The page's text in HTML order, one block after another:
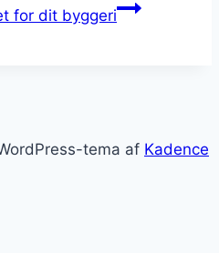
for dit byggeri
tema af Kadence